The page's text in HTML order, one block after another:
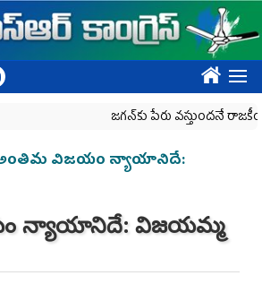
????
జగన్‌కు పేరు వస్తుందనే రాజకీయ కక్షతో
విజయం న్యాయానిదే:
న్యాయానిదే: విజయమ్మ